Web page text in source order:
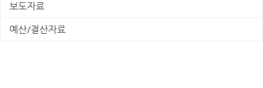
보도자료
예산/결산자료